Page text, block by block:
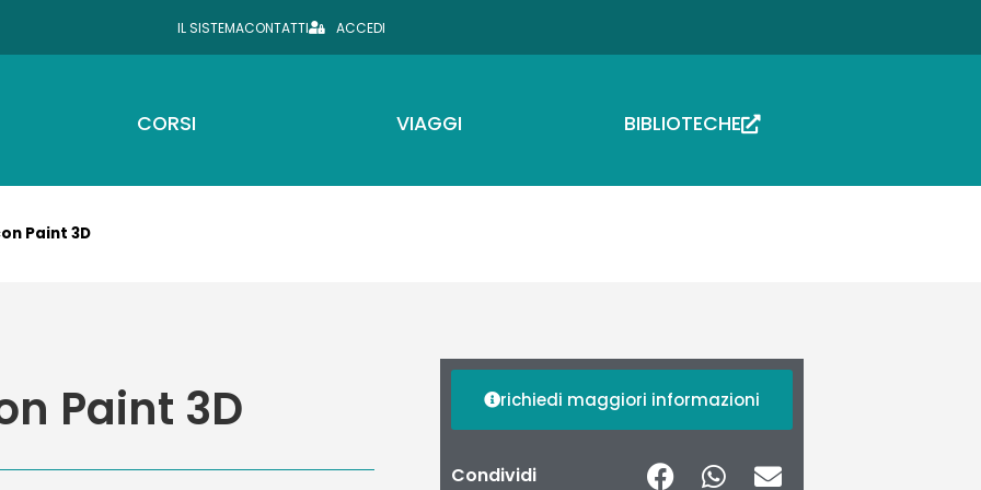
IL SISTEMACONTATTI ACCEDI
CORSI VIAGGI BIBLIOTECHE
Paint 3D
Paint 3D richiedi maggiori informazioni
Condividi